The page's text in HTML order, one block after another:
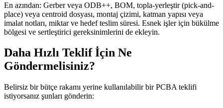
En azından: Gerber veya ODB++, BOM, topla-yerleştir (pick-and-
place) veya centroid dosyası, montaj çizimi, katman yapısı veya
imalat notları, miktar ve hedef teslim süresi. Esnek işler için bükülme
bölgesi ve sertleştirici gereksinimlerini de ekleyin.
Daha Hızlı Teklif İçin Ne
Göndermelisiniz?
Belirsiz bir bütçe rakamı yerine kullanılabilir bir PCBA teklifi
istiyorsanız şunları gönderin: